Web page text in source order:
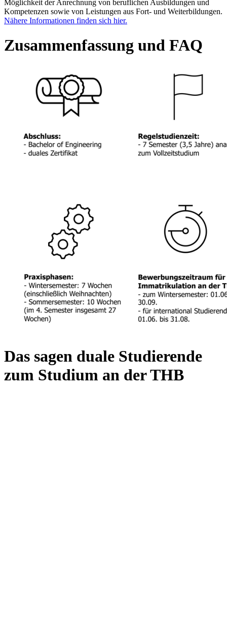
Möglichkeit der Anrechnung von beruflichen Ausbildungen und
Kompetenzen sowie von Leistungen aus Fort- und Weiterbildungen.
Nähere Informationen finden sich hier.
Zusammenfassung und FAQ
Das sagen duale Studierende
zum Studium an der THB